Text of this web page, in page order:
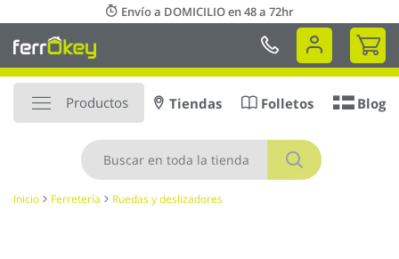
al
contenido
Envío a DOMICILIO en 48 a 72hr
Mi
Productos
Buscar
Tiendas Folletos Blog
Inicio Ferretería Ruedas y deslizadores